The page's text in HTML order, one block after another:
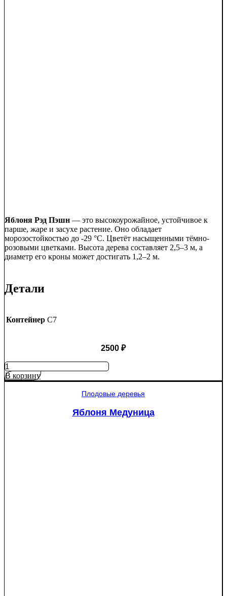
Яблоня Рэд Пэшн — это высокоурожайное, устойчивое к
парше, жаре и засухе растение. Оно обладает
морозостойкостью до -29 °C. Цветёт насыщенными тёмно-
розовыми цветками. Высота дерева составляет 2,5–3 м, а
диаметр его кроны может достигать 1,2–2 м.
Детали
Контейнер C7
2500 ₽
Количество
товара
Яблоня
В корзину
Плодовые деревья
Яблоня Медуница